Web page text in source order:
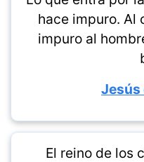
hace impuro. Al
impuro al
Jesús
El reino de los